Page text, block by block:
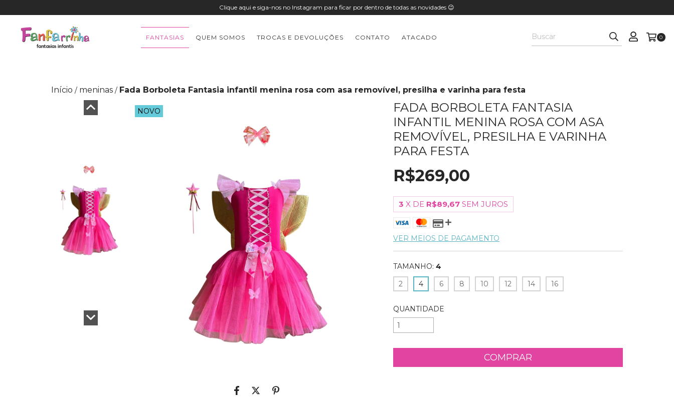
Clique aqui e siga-nos no Instagram para ficar por dentro de todas as novidades 😉
FANTASIAS QUEM SOMOS TROCAS E DEVOLUÇÕES CONTATO ATACADO 0
Início / meninas / Fada Borboleta Fantasia infantil menina rosa com asa removível, presilha e varinha para festa
NOVO
FADA BORBOLETA FANTASIA
INFANTIL MENINA ROSA COM ASA
REMOVÍVEL, PRESILHA E VARINHA
PARA FESTA
R$269,00
3 X DE R$89,67 SEM JUROS
VER MEIOS DE PAGAMENTO
TAMANHO: 4
2
4 6 8 10 12 14 16
QUANTIDADE